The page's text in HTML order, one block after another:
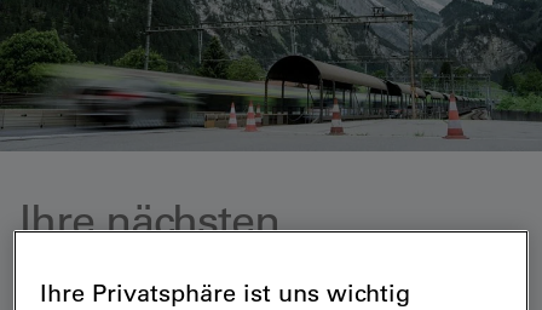
Ihre nächsten
Verbindungen
Ihre Privatsphäre ist uns wichtig